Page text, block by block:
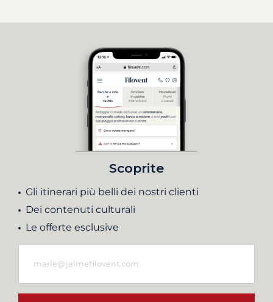
Scoprite
Gli itinerari più belli dei nostri clienti
Dei contenuti culturali
Le offerte esclusive